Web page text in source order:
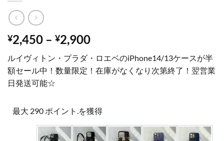
¥2,450 – ¥2,900価
帯:
¥2,450
ルイヴィトン・プラダ・ロエベのiPhone14/13ケースが半
額セール中！数量限定！在庫がなくなり次第終了！翌営業
日発送可能☆
最大 290 ポイント.を獲得